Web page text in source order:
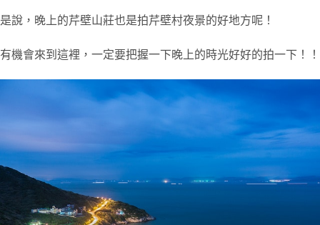
是說，晚上的芹壁山莊也是拍芹壁村夜景的好地方呢！
有機會來到這裡，一定要把握一下晚上的時光好好的拍一下！！